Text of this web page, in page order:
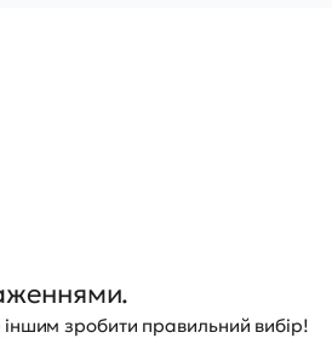
зробити правильний вибір!